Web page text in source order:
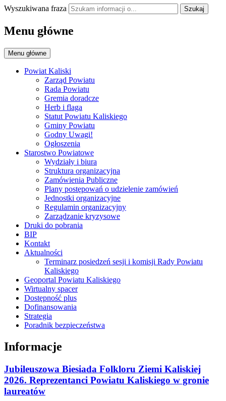
Wyszukiwana fraza Szukaj
Menu główne
Menu główne
Powiat Kaliski
Zarząd Powiatu
Rada Powiatu
Gremia doradcze
Herb i flaga
Statut Powiatu Kaliskiego
Gminy Powiatu
Godny Uwagi!
Ogłoszenia
Starostwo Powiatowe
Wydziały i biura
Struktura organizacyjna
Zamówienia Publiczne
Plany postępowań o udzielenie zamówień
Jednostki organizacyjne
Regulamin organizacyjny
Zarządzanie kryzysowe
Druki do pobrania
BIP
Kontakt
Aktualności
Terminarz posiedzeń sesji i komisji Rady Powiatu
Kaliskiego
Geoportal Powiatu Kaliskiego
Wirtualny spacer
Dostępność plus
Dofinansowania
Strategia
Poradnik bezpieczeństwa
Informacje
Jubileuszowa Biesiada Folkloru Ziemi Kaliskiej
2026. Reprezentanci Powiatu Kaliskiego w gronie
laureatów